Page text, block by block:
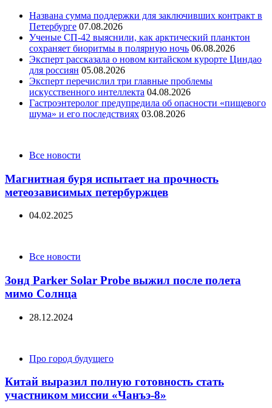
Названа сумма поддержки для заключивших контракт в
Петербурге 07.08.2026
Ученые СП-42 выяснили, как арктический планктон
сохраняет биоритмы в полярную ночь 06.08.2026
Эксперт рассказала о новом китайском курорте Циндао
для россиян 05.08.2026
Эксперт перечислил три главные проблемы
искусственного интеллекта 04.08.2026
Гастроэнтеролог предупредила об опасности «пищевого
шума» и его последствиях 03.08.2026
CategoriesВсе новости
Магнитная буря испытает на прочность
метеозависимых петербуржцев
04.02.2025
CategoriesВсе новости
Зонд Parker Solar Probe выжил после полета
мимо Солнца
28.12.2024
CategoriesПро город будущего
Китай выразил полную готовность стать
участником миссии «Чанъэ-8»